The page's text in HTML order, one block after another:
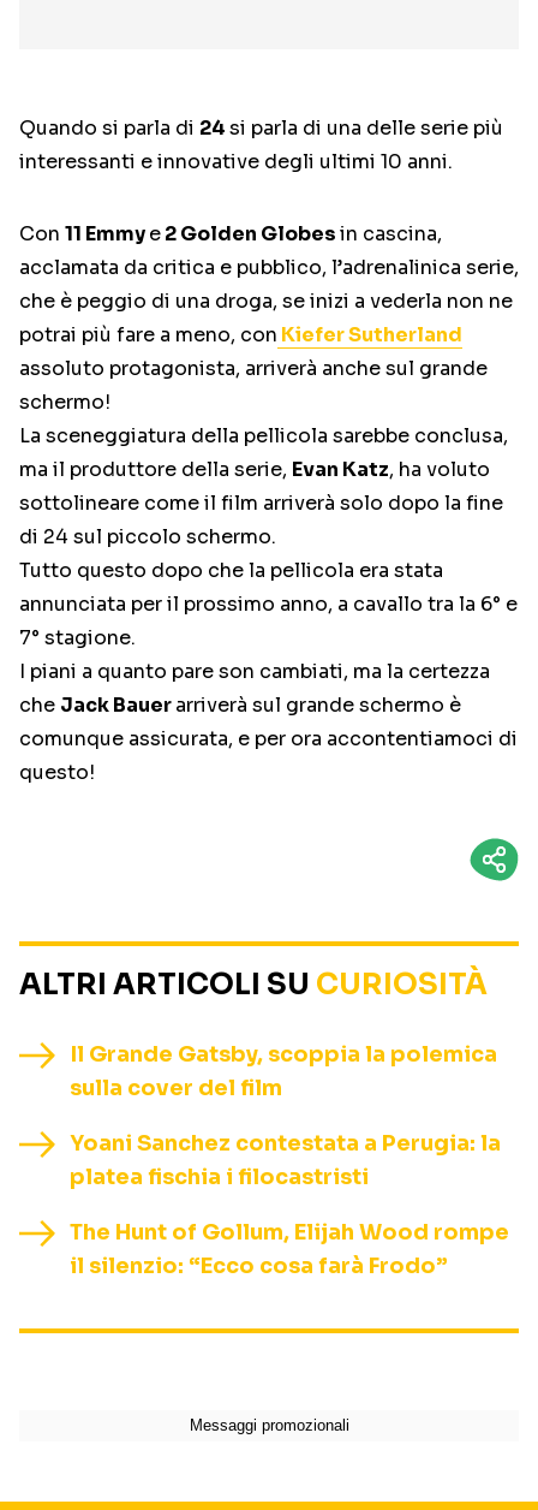
Quando si parla di 24si parla di una delle serie più
interessanti e innovative degli ultimi 10 anni.
Con 11 Emmye2 Golden Globesin cascina,
acclamata da critica e pubblico, l’adrenalinica serie,
che è peggio di una droga, se inizi a vederla non ne
potrai più fare a meno, con Kiefer Sutherland
assoluto protagonista, arriverà anche sul grande
schermo!
La sceneggiatura della pellicola sarebbe conclusa,
ma il produttore della serie, Evan Katz, ha voluto
sottolineare come il film arriverà solo dopo la fine
di 24 sul piccolo schermo.
Tutto questo dopo che la pellicola era stata
annunciata per il prossimo anno, a cavallo tra la 6° e
7° stagione.
I piani a quanto pare son cambiati, ma la certezza
che Jack Bauerarriverà sul grande schermo è
comunque assicurata, e per ora accontentiamoci di
questo!
ALTRI ARTICOLI SU CURIOSITÀ
Il Grande Gatsby, scoppia la polemica
sulla cover del film
Yoani Sanchez contestata a Perugia: la
platea fischia i filocastristi
The Hunt of Gollum, Elijah Wood rompe
il silenzio: “Ecco cosa farà Frodo”